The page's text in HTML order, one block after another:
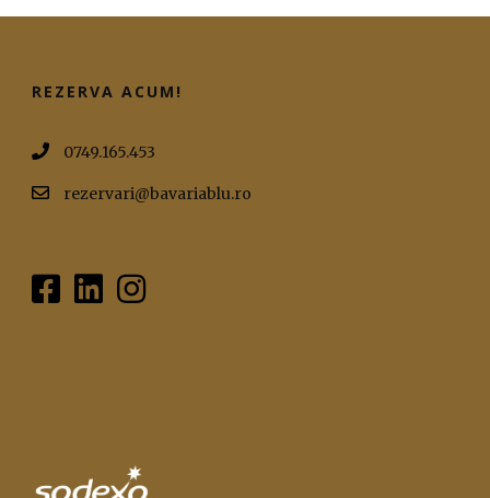
REZERVA ACUM!
0749.165.453
rezervari@bavariablu.ro